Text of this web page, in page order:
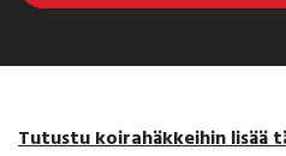
Tutustu koirahäkkeihin lisää